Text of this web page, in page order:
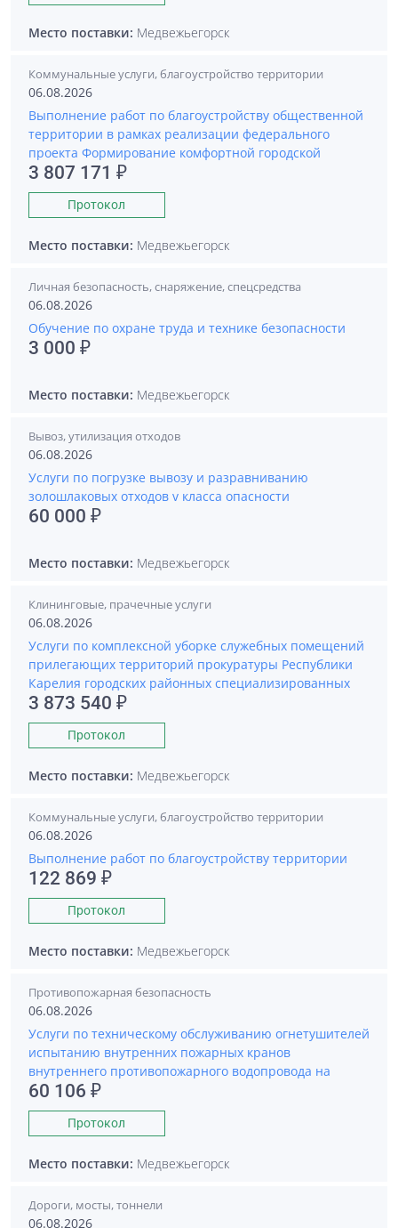
Место поставки: Медвежьегорск
Коммунальные услуги, благоустройство территории
06.08.2026
Выполнение работ по благоустройству общественной
территории в рамках реализации федерального
проекта Формирование комфортной городской
3 807 171 ₽
Протокол
Место поставки: Медвежьегорск
Личная безопасность, снаряжение, спецсредства
06.08.2026
Обучение по охране труда и технике безопасности
3 000 ₽
Место поставки: Медвежьегорск
Вывоз, утилизация отходов
06.08.2026
Услуги по погрузке вывозу и разравниванию
золошлаковых отходов v класса опасности
60 000 ₽
Место поставки: Медвежьегорск
Клининговые, прачечные услуги
06.08.2026
Услуги по комплексной уборке служебных помещений
прилегающих территорий прокуратуры Республики
Карелия городских районных специализированных
3 873 540 ₽
Протокол
Место поставки: Медвежьегорск
Коммунальные услуги, благоустройство территории
06.08.2026
Выполнение работ по благоустройству территории
122 869 ₽
Протокол
Место поставки: Медвежьегорск
Противопожарная безопасность
06.08.2026
Услуги по техническому обслуживанию огнетушителей
испытанию внутренних пожарных кранов
внутреннего противопожарного водопровода на
60 106 ₽
Протокол
Место поставки: Медвежьегорск
Дороги, мосты, тоннели
06.08.2026